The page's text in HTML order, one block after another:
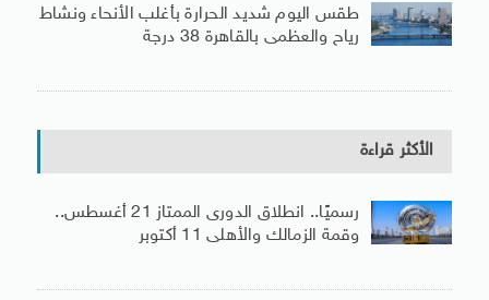
طقس اليوم شديد الحرارة بأغلب الأنحاء ونشاط
رياح والعظمى بالقاهرة 38 درجة
الأكثر قراءة
رسميًا.. انطلاق الدورى الممتاز 21 أغسطس..
وقمة الزمالك والأهلى 11 أكتوبر